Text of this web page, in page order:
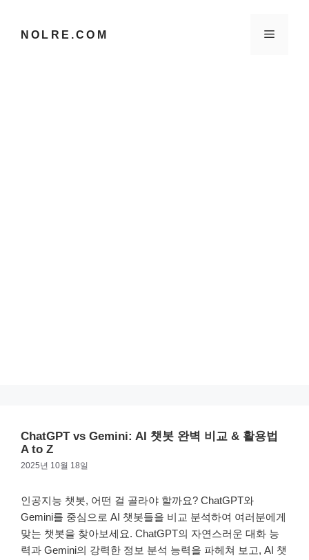
NOLRE.COM 메
ChatGPT vs Gemini: AI 챗봇 완벽 비교 & 활용법
A to Z
2025년 10월 18일
인공지능 챗봇, 어떤 걸 골라야 할까요? ChatGPT와
Gemini를 중심으로 AI 챗봇들을 비교 분석하여 여러분에게
맞는 챗봇을 찾아보세요. ChatGPT의 자연스러운 대화 능
력과 Gemini의 강력한 정보 분석 능력을 파헤쳐 보고, AI 챗